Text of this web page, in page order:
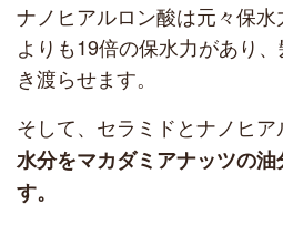
ナノヒアルロン酸は元々保
よりも19倍の保水力があり
き渡らせます。
そして、セラミドとナノヒ
水分をマカダミアナッツの
す。